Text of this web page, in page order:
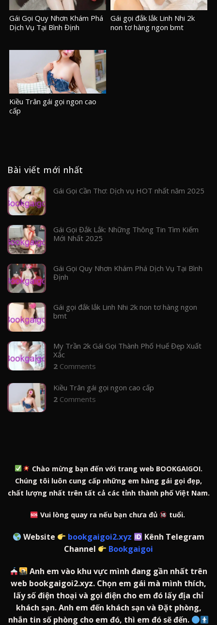
Gái Gọi Quy Nhơn Khám Phá
Dịch Vụ Tại Bình Định
Gái gọi đắk lắk Linh Nhi 2k
non tơ hàng ngon bmt
Kiều Trân gái gọi ngon cao
cấp
Bài viết mới nhất
Gái Gọi Cần Thơ: Dịch vụ HOT nhất năm 2025
Gái Gọi Đắk Lắk: Những Thông Tin Tìm Kiếm
Mới Nhất 2025
Gái Gọi Quy Nhơn Khám Phá Dịch Vụ Tại Bình
Định
Gái gọi đắk lắk Linh Nhi 2k non tơ hàng ngon
bmt
My Trần 2k Gái Gọi Thành Phố Huế Đẹp Xuất
Xắc
2 Comments
Kiều Trân gái gọi ngon cao cấp
2 Comments
Chào mừng bạn đến với trang web BOOKGAIGOI.
Chúng tôi luôn cung cấp những em hàng gái gọi đẹp,
chất lượng nhất trên tất cả các tỉnh thành phố Việt Nam.
Vui lòng quay ra nếu bạn chưa đủ tuổi.
Website bookgaigoi2.xyz
Kênh Telegram
Channel
Bookgaigoi
Anh em vào khu vực mình đang gần nhất trên
web bookgaigoi2.xyz. Chọn em gái mà mình thích,
lấy số điện thoại và gọi điện cho em đó lấy địa chỉ
khách sạn. Anh em đến khách sạn và Đặt phòng,
nhắn tin số phòng cho em đó, thì em đó sẽ đến.